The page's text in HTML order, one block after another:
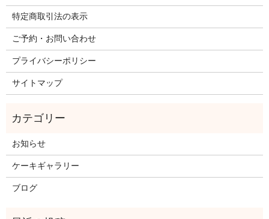
特定商取引法の表示
ご予約・お問い合わせ
プライバシーポリシー
サイトマップ
お知らせ
ケーキギャラリー
ブログ